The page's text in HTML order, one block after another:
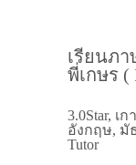
เรียนภ
พี่เกษร (
3.0Star, เ
อังกฤษ, มั
Tutor